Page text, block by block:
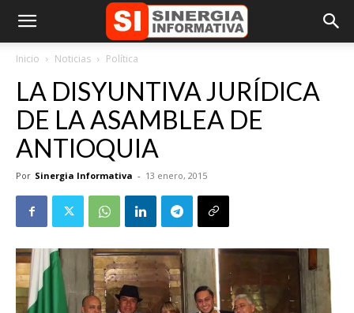
Inicio Noticias Política
LA DISYUNTIVA JURÍDICA
DE LA ASAMBLEA DE
ANTIOQUIA
Por Sinergia Informativa - 13 enero, 2015